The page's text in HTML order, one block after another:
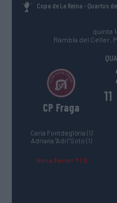
Copa de La Reina - Quartos
quinta
Rambla del Celler,
CP Fraga
11
Carla Fontdeglòria (1)
Adriana "Adri" Soto (1)
Anna Ferrer ® (1)